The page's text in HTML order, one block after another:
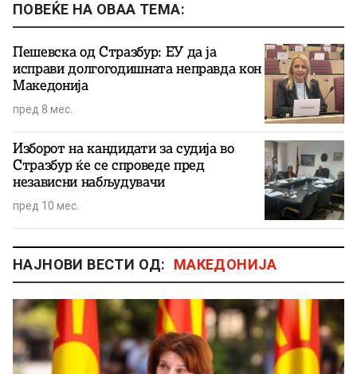
ПОВЕЌЕ НА ОВАА ТЕМА:
Пешевска од Стразбур: ЕУ да ја
исправи долгогодишната неправда кон
Македонија
пред 8 мес.
Изборот на кандидати за судија во
Стразбур ќе се спроведе пред
независни набљудувачи
пред 10 мес.
НАЈНОВИ ВЕСТИ ОД: МАКЕДОНИЈА